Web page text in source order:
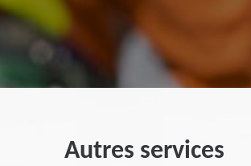
Autres services